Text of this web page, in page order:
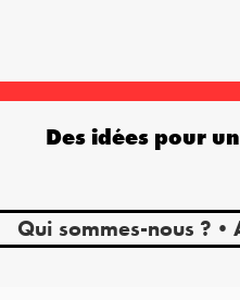
Qui sommes-nous ?
Des idées pour